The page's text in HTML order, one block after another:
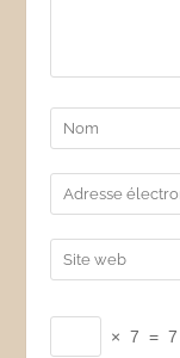
× 7 = 7